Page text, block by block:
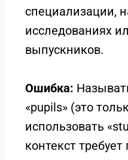
специализации,
исследованиях
выпускников.
Ошибка:
«pupils» (это
использовать
контекст